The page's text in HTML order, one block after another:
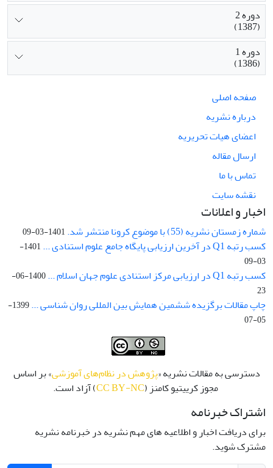
دوره 2
(1387)
دوره 1
(1386)
صفحه اصلی
درباره نشریه
اعضای هیات تحریریه
ارسال مقاله
تماس با ما
نقشه سایت
اخبار و اعلانات
شماره زمستان نشریه (55) با موضوع کرونا منتشر شد. 1401-03-09
کسب رتبه Q1 در آخرین ارزیابی پایگاه جامع علوم استنادی ...
1401-
03-09
کسب رتبه Q1 در ارزیابی مرکز استنادی علوم جهان اسلام ...
1400-06-
23
چاپ مقالات برگزیده ششمین همایش بین المللی روان شناسی ...
1399-
05-07
دسترسی به مقالات نشریه «پژوهش در نظام‌های آموزشی» بر اساس
مجوز کرییتیو کامنز (CC BY-NC) آزاد است.
اشتراک خبرنامه
برای دریافت اخبار و اطلاعیه های مهم نشریه در خبرنامه نشریه
مشترک شوید.